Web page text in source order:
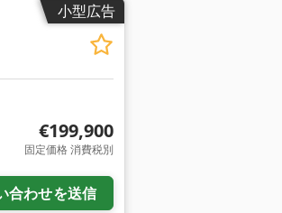
小型広告
€199,900
固定価格 消費税別
合わせを送信